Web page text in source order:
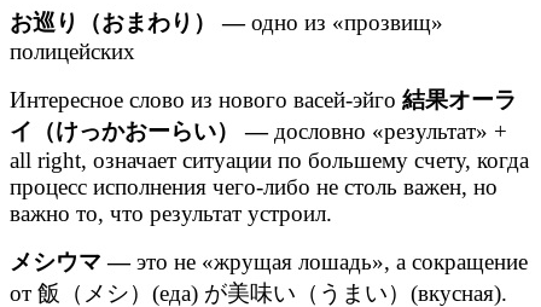
お巡り（おまわり） —одно из «прозвищ»
полицейских
Интересное слово из нового васей-эйго 結果オーラ
イ（けっかおーらい） —дословно «результат» +
all right, означает ситуации по большему счету, когда
процесс исполнения чего-либо не столь важен, но
важно то, что результат устроил.
メシウマ —это не «жрущая лошадь», а сокращение
от 飯（メシ）(еда) が美味い（うまい）(вкусная).